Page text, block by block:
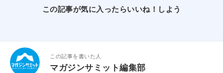
この記事が気に入ったらいいね！しよう
この記事を書いた人
マガジンサミット編集部